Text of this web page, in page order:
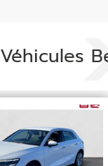
Véhicules